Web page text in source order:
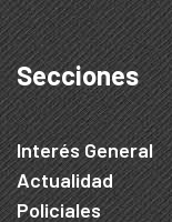
Secciones
Interés General
Actualidad
Policiales